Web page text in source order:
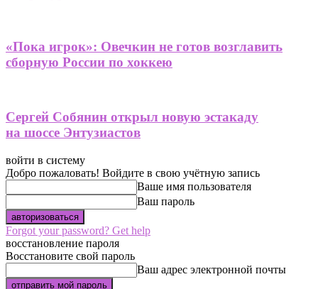
«Пока игрок»: Овечкин не готов возглавить
сборную России по хоккею
Сергей Собянин открыл новую эстакаду
на шоссе Энтузиастов
войти в систему
Добро пожаловать! Войдите в свою учётную запись
Ваше имя пользователя
Ваш пароль
Forgot your password? Get help
восстановление пароля
Восстановите свой пароль
Ваш адрес электронной почты